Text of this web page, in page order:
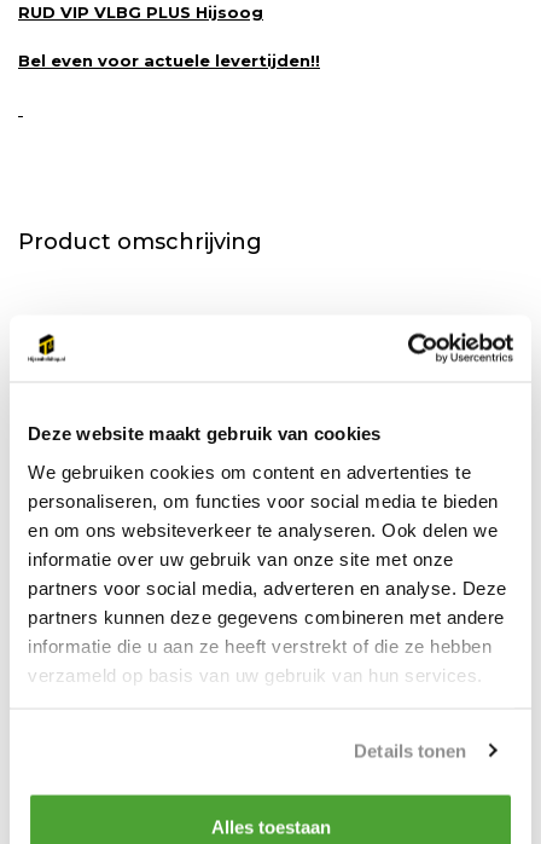
Deze website maakt gebruik van cookies
We gebruiken cookies om content en advertenties te
personaliseren, om functies voor social media te bieden
en om ons websiteverkeer te analyseren. Ook delen we
informatie over uw gebruik van onze site met onze
partners voor social media, adverteren en analyse. Deze
partners kunnen deze gegevens combineren met andere
informatie die u aan ze heeft verstrekt of die ze hebben
verzameld op basis van uw gebruik van hun services.
Details tonen
Alles toestaan
RUD VIP VLBG PLUS Hijsoog
Bel even voor actuele levertijden!!
Product omschrijving
45% hogere werklast door toepassing van Grade 120 ICE-bout.
• 100% scheurbeproefd;
• Borgring zorgt er bij de meeste types voor, dat de bout er niet
uit kan vallen, als het hijsoog niet gemonteerd is;
• In trekrichting instelbaar;
• Omklapbare beugel.
OPTIONEEL:
• Leverbaar in andere lengtes, zie H vario, metrisch fijn draad,
BSW draad en UNC draad.
De maximum lengtes van de RUD bouten zijn zo afgestemd, dat
bij gebruik van een zeskantmoer (DIN 980) een materiaal
dikte van ca. 8 x M (bij M8 tot M30)daarna 5 x M (bij M36 tot M48)